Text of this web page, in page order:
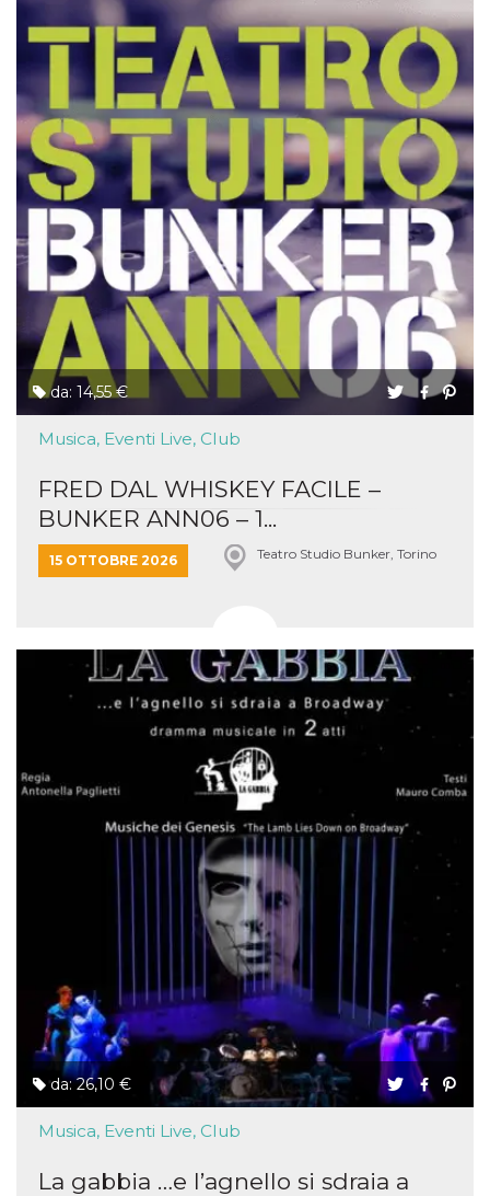
da: 14,55 €
Musica, Eventi Live, Club
FRED DAL WHISKEY FACILE –
BUNKER ANN06 – 1...
15 OTTOBRE 2026 Teatro Studio Bunker, Torino
da: 26,10 €
Musica, Eventi Live, Club
La gabbia …e l’agnello si sdraia a